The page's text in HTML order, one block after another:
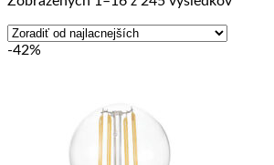
-42%